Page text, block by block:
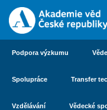
Podpora výzkumu
Spolupráce Transfer
Vzdělávání Vědecké